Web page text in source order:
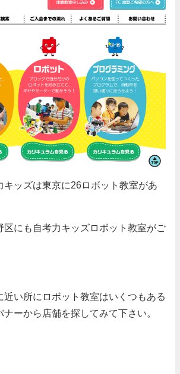
キッズは東京に26ロボット教室があ
区にも自考力キッズロボット教室がご
近い所にロボット教室はいくつもある
ーから店舗を探してみて下さい。